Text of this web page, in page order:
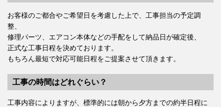
お客様のご都合やご希望日を考慮した上で、工事担当の予定調
整、
修理パーツ、エアコン本体などの手配をして納品日が確定後、
正式な工事日程を決めております。
もちろん最短で対応可能日程をご提案させて頂きます。
工事の時間はどれぐらい？
工事内容によりますが、標準的には朝から夕方までの約半日程に